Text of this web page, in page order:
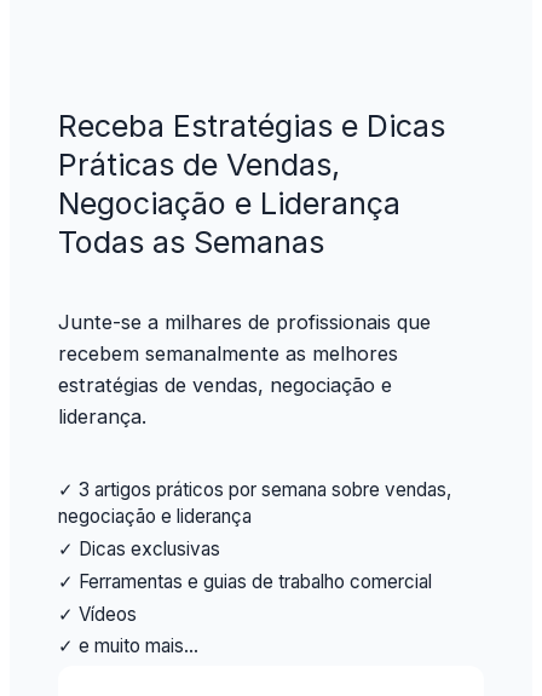
Receba Estratégias e Dicas
Práticas de Vendas,
Negociação e Liderança
Todas as Semanas
Junte-se a milhares de profissionais que
recebem semanalmente as melhores
estratégias de vendas, negociação e
liderança.
✓ 3 artigos práticos por semana sobre vendas,
negociação e liderança
✓ Dicas exclusivas
✓ Ferramentas e guias de trabalho comercial
✓ Vídeos
✓ e muito mais…